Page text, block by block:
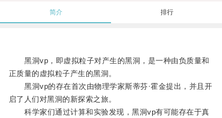
简介 排行
黑洞vp，即虚拟粒子对产生的黑洞，是一种由负质量和
正质量的虚拟粒子产生的黑洞。
黑洞vp的存在首次由物理学家斯蒂芬·霍金提出，并且开
启了人们对黑洞的新探索之旅。
科学家们通过计算和实验发现，黑洞vp有可能存在于真